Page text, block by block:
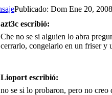
Publicado: Dom Ene 20,
azt3c escribió:
Che no se si alguien lo abra
cerrarlo, congelarlo en un friser y
Lioport escribió:
no se si lo probaron, pero no